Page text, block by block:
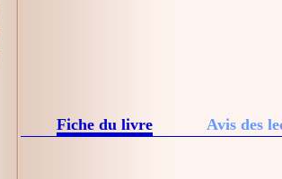
Fiche du livre Avis des